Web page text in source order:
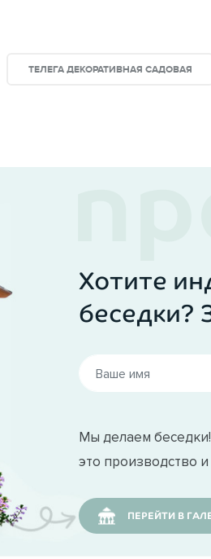
ваш дачный участок,
формы. Весь процесс
ТЕЛЕГА ДЕКОРАТИВНАЯ САДОВАЯ
Хотите
беседки?
Мы делаем
это производство
ПЕРЕЙТИ В